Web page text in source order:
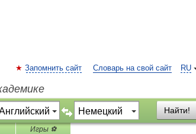
RU
Запомнить сайт Словарь на свой сайт
Найти!
Игры ⚽